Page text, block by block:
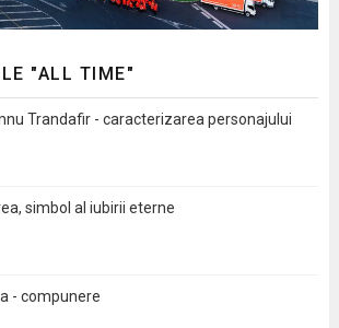
"ALL TIME"
Trandafir - caracterizarea personajului
simbol al iubirii eterne
- compunere